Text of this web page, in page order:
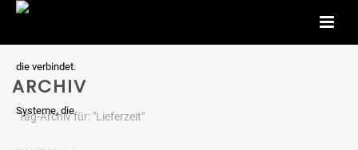
ARCHIV
Tag-Archiv für: "Lieferzeit"